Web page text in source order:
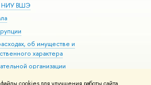
НИУ ВШЭ
об имуществе и
характера
организации
возможностями здоровья